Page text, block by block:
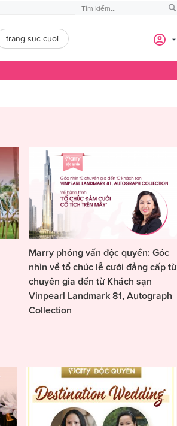
trang suc cuoi
Marry phỏng vấn độc quyền: Góc
nhìn về tổ chức lễ cưới đẳng cấp từ
chuyên gia đến từ Khách sạn
Vinpearl Landmark 81, Autograph
Collection